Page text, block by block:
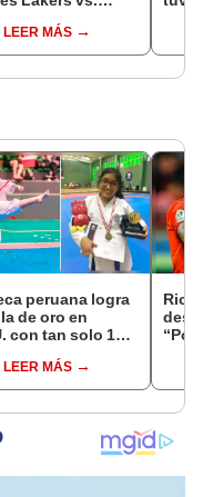
LEER MÁS
peruana logra
de oro en
con tan solo 14
LEER MÁS
“Por